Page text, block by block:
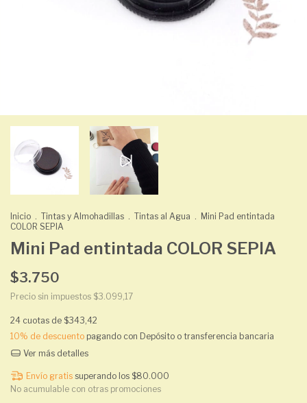
Inicio Tintas y Almohadillas Tintas al Agua
Mini Pad entintada
COLOR SEPIA
Mini Pad entintada COLOR SEPIA
$3.750
Precio sin impuestos $3.099,17
24 cuotas de $343,42
10% de descuento pagando con Depósito o transferencia bancaria
Ver más detalles
Envío gratis superando los $80.000
No acumulable con otras promociones